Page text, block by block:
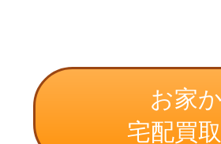
お家
宅配買